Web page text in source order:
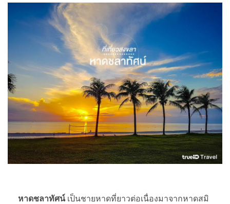
หาดชลาทัศน์เป็นชายหาดที่ยาวต่อเนื่องมาจากหาดสมิ